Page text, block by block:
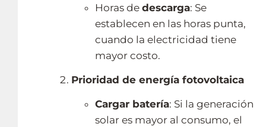
Horas de descarga: Se
establecen en las horas punta,
cuando la electricidad tiene
mayor costo.
Prioridad de energía fotovoltaica
Cargar batería: Si la generación
solar es mayor al consumo, el